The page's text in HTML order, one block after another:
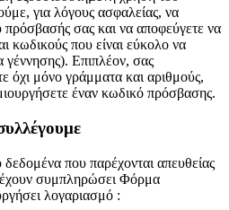
για λόγους ασφαλείας, να
πρόσβασής σας και να αποφεύγετε να
κωδικούς που είναι εύκολο να
γέννησης). Επιπλέον, σας
όχι μόνο γράμματα και αριθμούς,
έναν κωδικό πρόσβασης.
που παρέχονται απευθείας
συμπληρώσει Φόρμα
λογαριασμό :